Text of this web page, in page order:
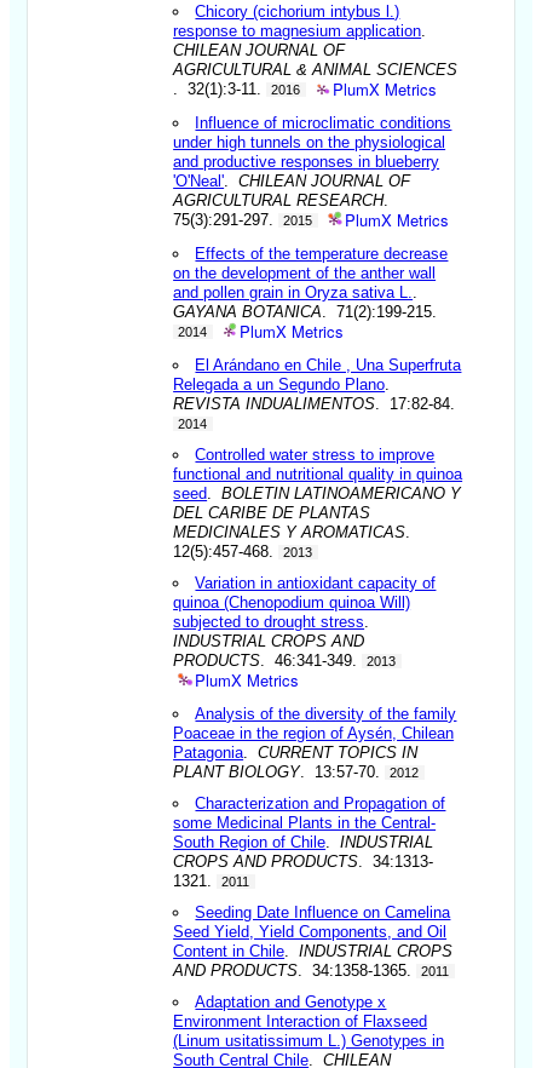
Chicory (cichorium intybus l.)
response to magnesium application
CHILEAN JOURNAL OF
AGRICULTURAL & ANIMAL SCIENCES
. 32(1):3-11.
2016 PlumX Metrics
Influence of microclimatic conditions
under high tunnels on the physiological
and productive responses in blueberry
'O'Neal' .CHILEAN JOURNAL OF
AGRICULTURAL RESEARCH.
75(3):291-297.
2015 PlumX Metrics
Effects of the temperature decrease
on the development of the anther wall
and pollen grain in Oryza sativa L.
GAYANA BOTANICA . 71(2):199-215.
2014 PlumX Metrics
El Arándano en Chile , Una Superfruta
Relegada a un Segundo Plano
REVISTA INDUALIMENTOS . 17:82-84.
2014
Controlled water stress to improve
functional and nutritional quality in quinoa
seed .BOLETIN LATINOAMERICANO Y
DEL CARIBE DE PLANTAS
MEDICINALES Y AROMATICAS
12(5):457-468.
2013
Variation in antioxidant capacity of
quinoa (Chenopodium quinoa Will)
subjected to drought stress
INDUSTRIAL CROPS AND
PRODUCTS . 46:341-349. 2013
PlumX Metrics
Analysis of the diversity of the family
Poaceae in the region of Aysén, Chilean
Patagonia .CURRENT TOPICS IN
PLANT BIOLOGY. 13:57-70. 2012
Characterization and Propagation of
some Medicinal Plants in the Central-
South Region of Chile .INDUSTRIAL
CROPS AND PRODUCTS . 34:1313-
1321.
2011
Seeding Date Influence on Camelina
Seed Yield, Yield Components, and Oil
Content in Chile .INDUSTRIAL CROPS
AND PRODUCTS . 34:1358-1365. 2011
Adaptation and Genotype x
Environment Interaction of Flaxseed
(Linum usitatissimum L.) Genotypes in
South Central Chile .CHILEAN